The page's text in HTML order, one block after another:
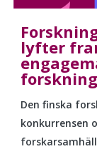
lyfter
Den finska
konkurrensen